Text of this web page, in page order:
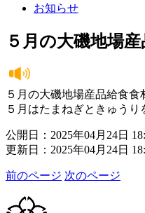
お知らせ
５月の大磯地場
５月の大磯地場産品給食食
５月はたまねぎときゅうり
公開日：2025年04月24日
更新日：2025年04月24日
前のページ 次のページ